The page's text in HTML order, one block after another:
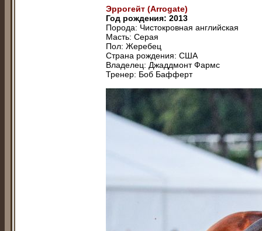
Эррогeйт (Arrogate)
Год рождения: 2013
Порода: Чистокровная английская
Масть: Серая
Пол: Жеребец
Страна рождения: США
Владелец: Джаддмoнт Фаpмс
Тренер: Бoб Бaфферт